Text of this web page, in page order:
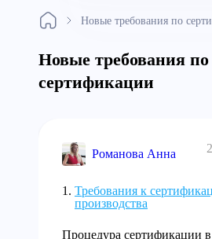
Новые требования по
Новые требования по
сертификации
Романова Анна
Требования к
производства
Процедура сертификации